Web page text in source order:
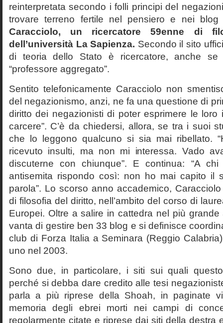
reinterpretata secondo i folli principi del
trovare terreno fertile nel pensiero e nei
Caracciolo, un ricercatore 59enne di
dell’università La Sapienza. Secondo il sito
di teoria dello Stato è ricercatore, anche
“professore aggregato”.
Sentito telefonicamente Caracciolo non
del negazionismo, anzi, ne fa una questione di
diritto dei negazionisti di poter esprimere le loro
carcere”. C’è da chiedersi, allora, se tra i suoi
che lo leggono qualcuno si sia mai ribellato.
ricevuto insulti, ma non mi interessa. Vado
discuterne con chiunque”. E continua: “A
antisemita rispondo così: non ho mai capito il
parola”. Lo scorso anno accademico,
di filosofia del diritto, nell’ambito del corso di
Europei. Oltre a salire in cattedra nel più grande
vanta di gestire ben 33 blog e si definisce
club di Forza Italia a Seminara (Reggio
uno nel 2003.
Sono due, in particolare, i siti sui quali
perché si debba dare credito alle tesi
parla a più riprese della Shoah, in paginate
memoria degli ebrei morti nei campi di
regolarmente citate e riprese dai siti della destra